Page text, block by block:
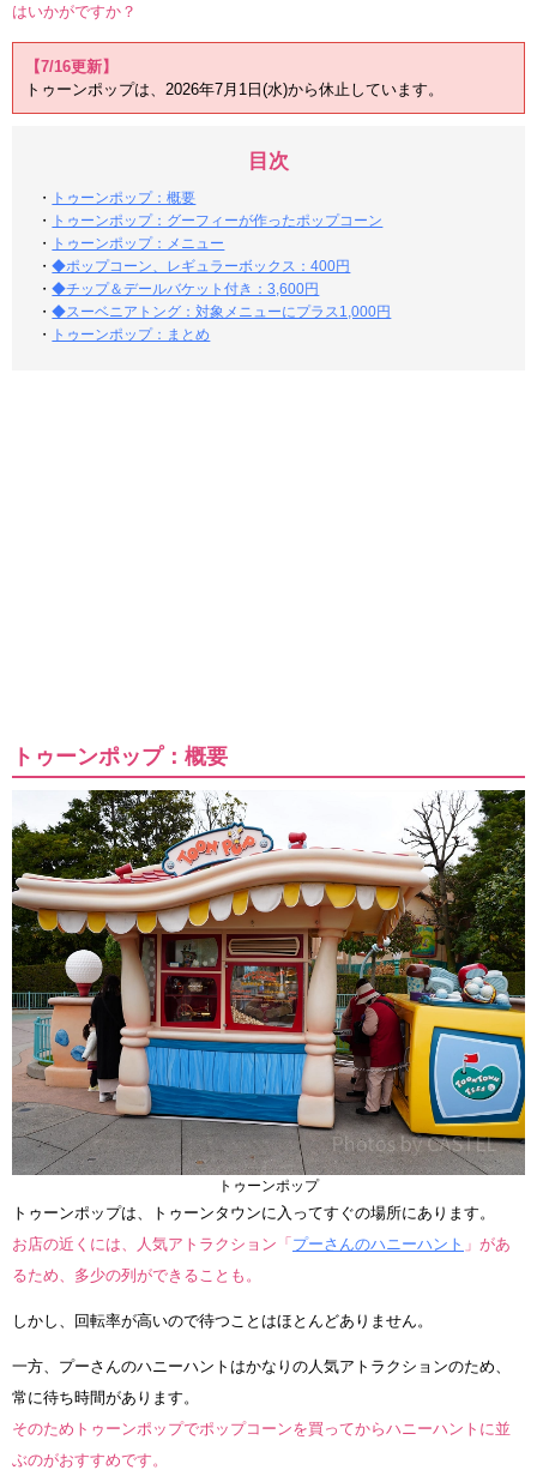
はいかがですか？
【7/16更新】
トゥーンポップは、2026年7月1日(水)から休止しています。
目次
・
トゥーンポップ：概要
・
トゥーンポップ：グーフィーが作ったポップコーン
・
トゥーンポップ：メニュー
・◆ポップコーン、レギュラーボックス：400円
・◆チップ＆デールバケット付き：3,600円
・◆スーベニアトング：対象メニューにプラス1,000円
・
トゥーンポップ：まとめ
トゥーンポップ：概要
トゥーンポップ
トゥーンポップは、トゥーンタウンに入ってすぐの場所にあります。
お店の近くには、人気アトラクション「 プーさんのハニーハント 」があ
るため、多少の列ができることも。
しかし、回転率が高いので待つことはほとんどありません。
一方、プーさんのハニーハントはかなりの人気アトラクションのため、
常に待ち時間があります。
そのためトゥーンポップでポップコーンを買ってからハニーハントに並
ぶのがおすすめです。